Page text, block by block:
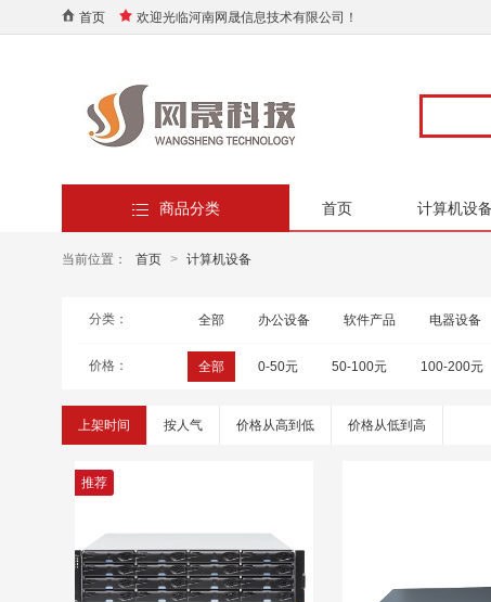
首页 欢迎光临河南网晟信息技术有限公司！
商品分类 首页 计算机设备
当前位置： 首页 > 计算机设备
分类： 全部 办公设备 软件产品 电器设备
价格： 全部 0-50元 50-100元 100-200元
上架时间 按人气 价格从高到低 价格从低到高
推荐